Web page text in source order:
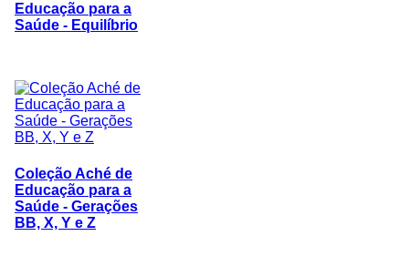
Educação para a
Saúde - Equilíbrio
Coleção Aché de
Educação para a
Saúde - Gerações
BB, X, Y e Z